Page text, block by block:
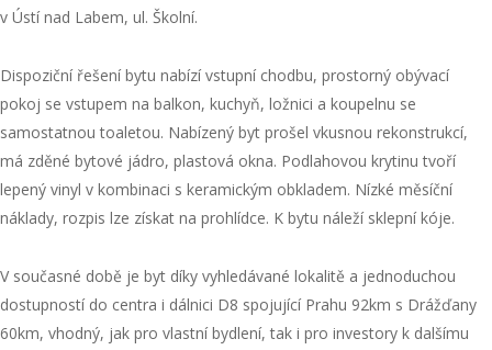
v Ústí nad Labem, ul. Školní.
Dispoziční řešení bytu nabízí vstupní chodbu, prostorný obývací
pokoj se vstupem na balkon, kuchyň, ložnici a koupelnu se
samostatnou toaletou. Nabízený byt prošel vkusnou rekonstrukcí,
má zděné bytové jádro, plastová okna. Podlahovou krytinu tvoří
lepený vinyl v kombinaci s keramickým obkladem. Nízké měsíční
náklady, rozpis lze získat na prohlídce. K bytu náleží sklepní kóje.
V současné době je byt díky vyhledávané lokalitě a jednoduchou
dostupností do centra i dálnici D8 spojující Prahu 92km s Drážďany
60km, vhodný, jak pro vlastní bydlení, tak i pro investory k dalšímu